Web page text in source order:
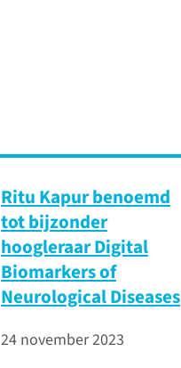
Ritu Kapur benoemd
tot bijzonder
hoogleraar Digital
Biomarkers of
Neurological Diseases
24 november 2023